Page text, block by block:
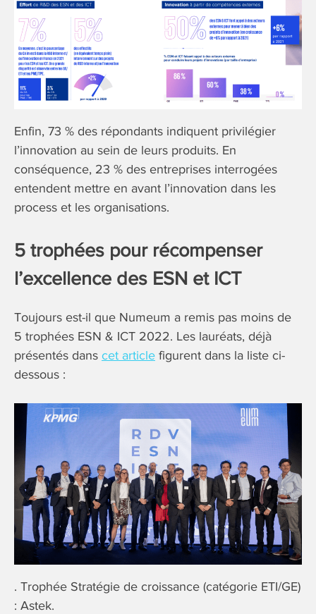
Enfin, 73 % des répondants indiquent privilégier
l’innovation au sein de leurs produits. En
conséquence, 23 % des entreprises interrogées
entendent mettre en avant l’innovation dans les
process et les organisations.
5 trophées pour récompenser
l’excellence des ESN et ICT
Toujours est-il que Numeum a remis pas moins de
5 trophées ESN & ICT 2022. Les lauréats, déjà
présentés dans cet article figurent dans la liste ci-
dessous :
. Trophée Stratégie de croissance (catégorie ETI/GE)
: Astek.